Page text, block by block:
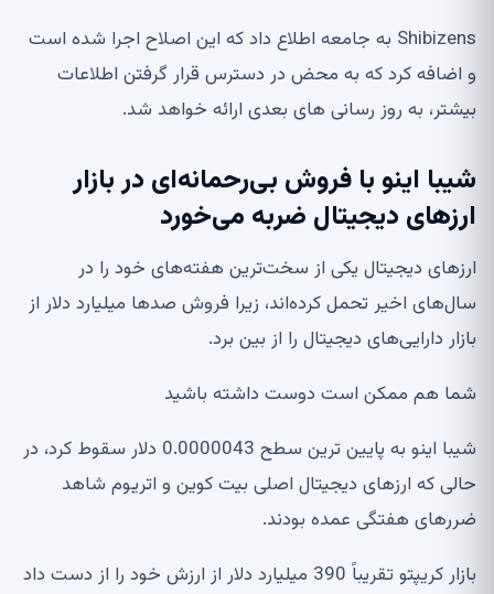
Shibizens به جامعه اطلاع داد که این اصلاح اجرا شده است
و اضافه کرد که به محض در دسترس قرار گرفتن اطلاعات
بیشتر، به روز رسانی های بعدی ارائه خواهد شد.
شیبا اینو با فروش بی‌رحمانه‌ای در بازار
ارزهای دیجیتال ضربه می‌خورد
ارزهای دیجیتال یکی از سخت‌ترین هفته‌های خود را در
سال‌های اخیر تحمل کرده‌اند، زیرا فروش صدها میلیارد دلار از
بازار دارایی‌های دیجیتال را از بین برد.
شما هم ممکن است دوست داشته باشید
شیبا اینو به پایین ترین سطح 0.0000043 دلار سقوط کرد، در
حالی که ارزهای دیجیتال اصلی بیت کوین و اتریوم شاهد
ضررهای هفتگی عمده بودند.
بازار کریپتو تقریباً 390 میلیارد دلار از ارزش خود را از دست داد